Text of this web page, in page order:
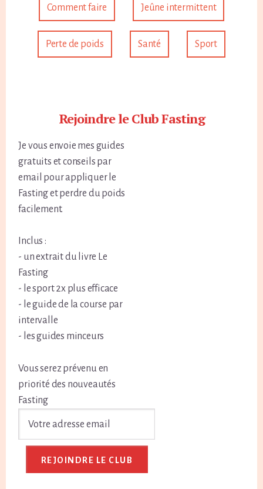
Comment faire Jeûne intermittent
Perte de poids Santé Sport
Rejoindre le Club Fasting
Je vous envoie mes guides
gratuits et conseils par
email pour appliquer le
Fasting et perdre du poids
facilement.
Inclus :
- un extrait du livre Le
Fasting
- le sport 2x plus efficace
- le guide de la course par
intervalle
- les guides minceurs
Vous serez prévenu en
priorité des nouveautés
Fasting